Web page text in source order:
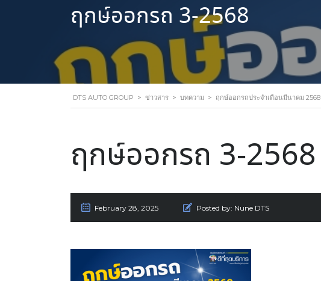
ฤกษ์ออกรถ 3-2568
DTS AUTO GROUP > ข่าวสาร > บทความ > ฤกษ์ออกรถประจำเดือนมีนาคม 2568
ฤกษ์ออกรถ 3-2568
February 28, 2025 Posted by: Nune DTS